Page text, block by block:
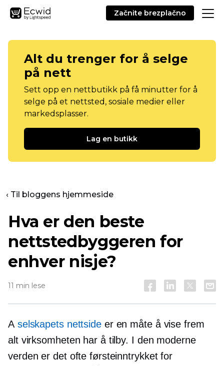
Začnite brezplačno
Alt du trenger for å selge
på nett
Sett opp en nettbutikk på få minutter for å
selge på et nettsted, sosiale medier eller
markedsplasser.
Lag en butikk
‹ Til bloggens hjemmeside
Hva er den beste
nettstedbyggeren for
enhver nisje?
11 min lese
A selskapets nettsideer en måte å vise frem
alt virksomheten har å tilby. I den moderne
verden er det ofte førsteinntrykket for